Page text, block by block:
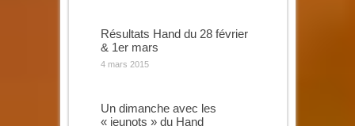
Résultats Hand du 28 février
& 1er mars
4 mars 2015
Un dimanche avec les
« jeunots » du Hand